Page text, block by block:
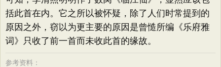
括此首在内。它之所以被怀疑，除了人们时常提到的
原因之外，窃以为更主要的原因是曾慥所编《乐府雅
词》只收了前一首而未收此首的缘故。
参考资料：